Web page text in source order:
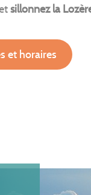
sillonnez la
et horaires